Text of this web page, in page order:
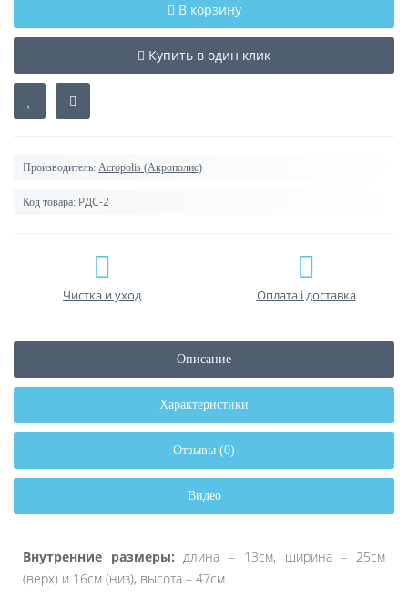
В корзину
Купить в один клик
Производитель: Acropolis (Акрополис)
Код товара: РДС-2
Чистка и уход Оплата і доставка
Описание
Характеристики
Отзывы (0)
Видео
Внутренние размеры: длина – 13см, ширина – 25см
(верх) и 16см (низ), высота – 47см.